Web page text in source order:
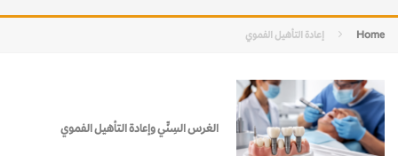
Home إعادة التأهيل الفموي
الغرس السِنِّي وإعادة التأهيل الفموي